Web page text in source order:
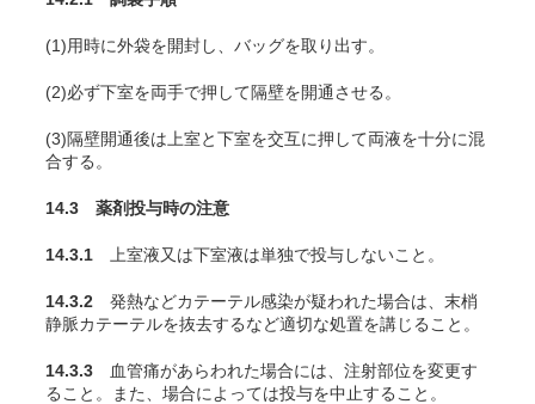
(1)用時に外袋を開封し、バッグを取り出す。
(2)必ず下室を両手で押して隔壁を開通させる。
(3)隔壁開通後は上室と下室を交互に押して両液を十分に混
合する。
14.3 薬剤投与時の注意
14.3.1 上室液又は下室液は単独で投与しないこと。
14.3.2 発熱などカテーテル感染が疑われた場合は、末梢
静脈カテーテルを抜去するなど適切な処置を講じること。
14.3.3 血管痛があらわれた場合には、注射部位を変更す
ること。また、場合によっては投与を中止すること。